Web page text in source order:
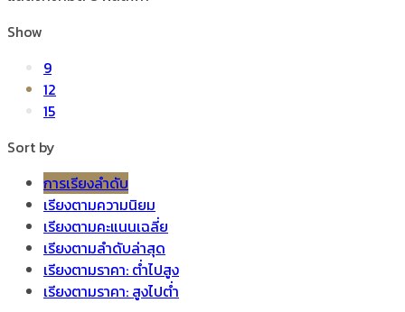
Show
9
12
15
Sort by
การเรียงลำดับ
เรียงตามความนิยม
เรียงตามคะแนนเฉลี่ย
เรียงตามลำดับล่าสุด
เรียงตามราคา: ต่ำไปสูง
เรียงตามราคา: สูงไปต่ำ